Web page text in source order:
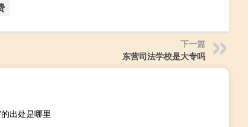
下一篇
东营司法学校是大专吗
出处是哪里